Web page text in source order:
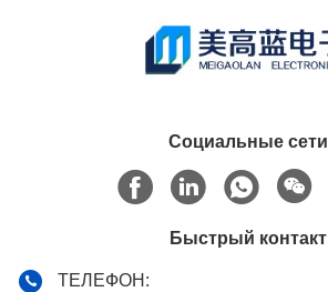
Социальные сети
Быстрый контакт
ТЕЛЕФОН: